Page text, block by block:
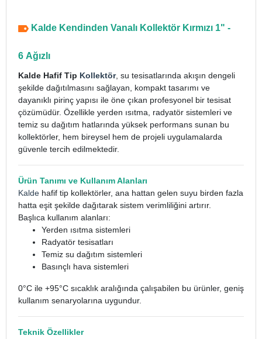
Kalde Kendinden Vanalı Kollektör Kırmızı 1" -
6 Ağızlı
Kalde Hafif Tip Kollektör, su tesisatlarında akışın dengeli
şekilde dağıtılmasını sağlayan, kompakt tasarımı ve
dayanıklı pirinç yapısı ile öne çıkan profesyonel bir tesisat
çözümüdür. Özellikle yerden ısıtma, radyatör sistemleri ve
temiz su dağıtım hatlarında yüksek performans sunan bu
kollektörler, hem bireysel hem de projeli uygulamalarda
güvenle tercih edilmektedir.
Ürün Tanımı ve Kullanım Alanları
Kalde hafif tip kollektörler, ana hattan gelen suyu birden fazla
hatta eşit şekilde dağıtarak sistem verimliliğini artırır.
Başlıca kullanım alanları:
Yerden ısıtma sistemleri
Radyatör tesisatları
Temiz su dağıtım sistemleri
Basınçlı hava sistemleri
0°C ile +95°C sıcaklık aralığında çalışabilen bu ürünler, geniş
kullanım senaryolarına uygundur.
Teknik Özellikler